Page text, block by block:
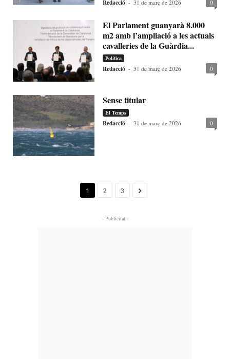
Redacció - 31 de març de 2026 0
El Parlament guanyarà 8.000
m2 amb l’ampliació a les actuals
cavalleries de la Guàrdia...
Política
Redacció - 31 de març de 2026 0
Sense titular
El Temps
Redacció - 31 de març de 2026 0
1 2 3
- Publicitat -